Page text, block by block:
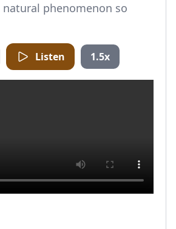
phenomenon so
Listen 1.5x